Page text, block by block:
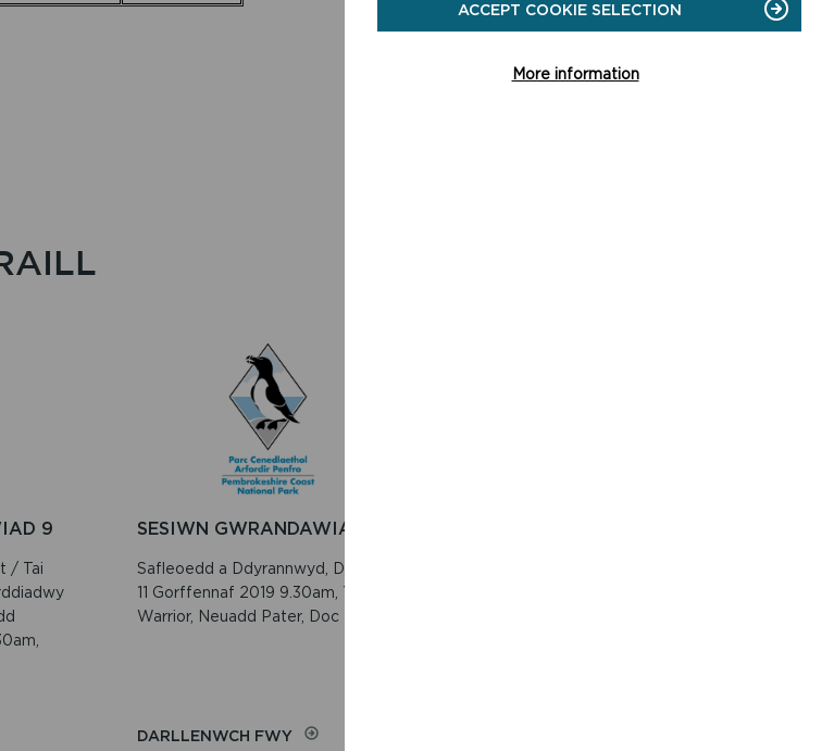
9
/ Tai
SESIWN GWRANDAWIAD 8
Safleoedd a Ddyrannwyd, Dydd Iau
11 Gorffennaf 2019 9.30am, Ystafell
Warrior, Neuadd Pater, Doc Penfro.
DARLLENWCH FWYON
ACCEPT COOKIE SELECTION
More information